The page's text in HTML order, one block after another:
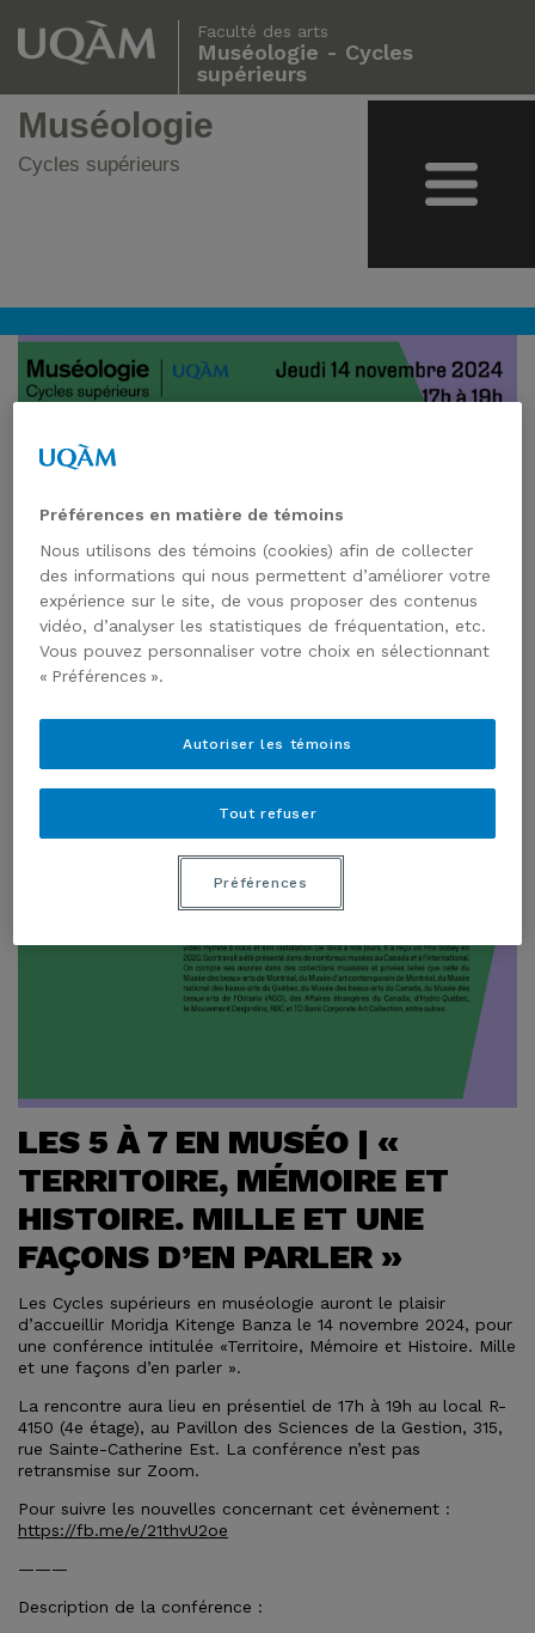
Faculté des arts
Muséologie - Cycles
supérieurs
Muséologie
Cycles supérieurs
LES 5 À 7 EN MUSÉO | «
TERRITOIRE, MÉMOIRE ET
HISTOIRE. MILLE ET UNE
FAÇONS D’EN PARLER »
Les Cycles supérieurs en muséologie auront le plaisir
d’accueillir Moridja Kitenge Banza le 14 novembre 2024, pour
une conférence intitulée «Territoire, Mémoire et Histoire. Mille
et une façons d’en parler ».
La rencontre aura lieu en présentiel de 17h à 19h au local R-
4150 (4e étage), au Pavillon des Sciences de la Gestion, 315,
rue Sainte-Catherine Est. La conférence n’est pas
retransmise sur Zoom.
Pour suivre les nouvelles concernant cet évènement :
https://fb.me/e/21thvU2oe
———
Description de la conférence :
Préférences en matière de témoins
Nous utilisons des témoins (cookies) afin de collecter
des informations qui nous permettent d’améliorer votre
expérience sur le site, de vous proposer des contenus
vidéo, d’analyser les statistiques de fréquentation, etc.
Vous pouvez personnaliser votre choix en sélectionnant
« Préférences ».
Tout refuser
Autoriser les témoins
Préférences